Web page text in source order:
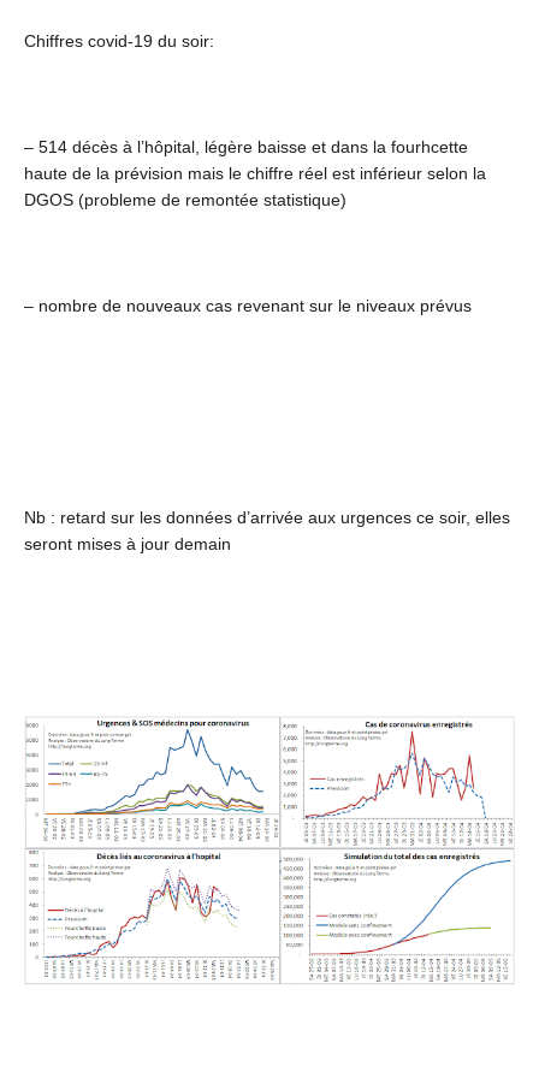
Chiffres covid-19 du soir:
– 514 décès à l’hôpital, légère baisse et dans la fourhcette
haute de la prévision mais le chiffre réel est inférieur selon la
DGOS (probleme de remontée statistique)
– nombre de nouveaux cas revenant sur le niveaux prévus
Nb : retard sur les données d’arrivée aux urgences ce soir, elles
seront mises à jour demain